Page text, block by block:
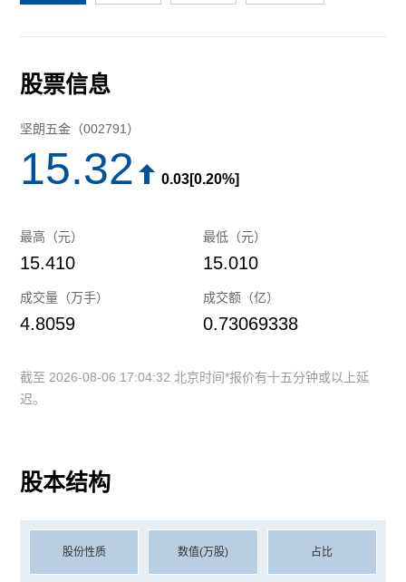
股票信息
坚朗五金（002791）
15.32 0.03[0.20%]
最高（元）
15.410
最低（元）
15.010
成交量（万手）
4.8059
成交额（亿）
0.73069338
截至 2026-08-06 17:04:32 北京时间*报价有十五分钟或以上延
迟。
股本结构
股份性质 数值(万股) 占比